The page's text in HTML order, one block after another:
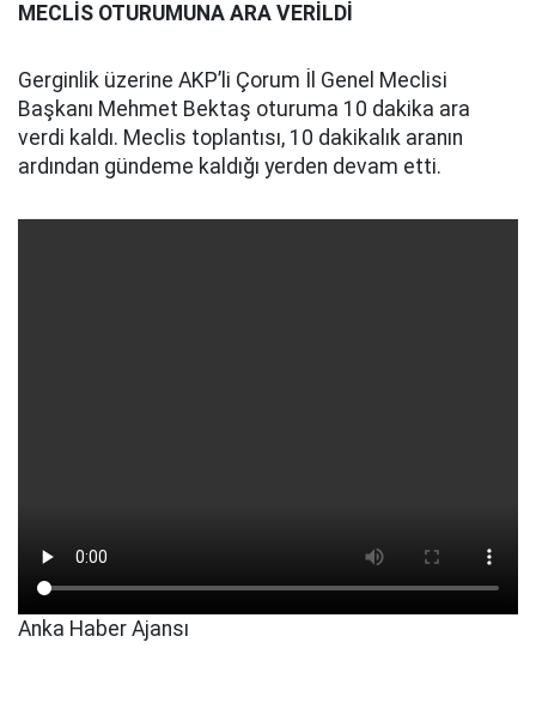
MECLİS OTURUMUNA ARA VERİLDİ
Gerginlik üzerine AKP’li Çorum İl Genel Meclisi
Başkanı Mehmet Bektaş oturuma 10 dakika ara
verdi kaldı. Meclis toplantısı, 10 dakikalık aranın
ardından gündeme kaldığı yerden devam etti.
Anka Haber Ajansı